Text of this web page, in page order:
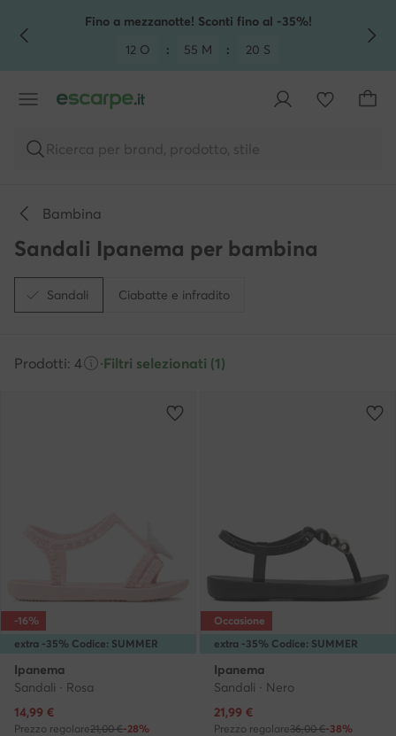
VAI AL CONTENUTO PRINCIPALE
VAI ALLA RICERCAFino a mezzanotte! Sconti fino al -35%!
12 O
: 55 M : 20 S
Ricerca per brand, prodotto, stile
Bambina
Sandali Ipanema per bambina
Sandali Ciabatte e infradito
Prodotti: 4 ·Filtri selezionati (1)
extra -35% Codice: SUMMER
-16%
Ipanema
Sandali · Rosa
Prezzo attuale
14,99 €
Prezzo regolare21,00 €-28%
extra -35% Codice: SUMMER
Occasione
Ipanema
Sandali · Nero
Prezzo attuale
21,99 €
Prezzo regolare36,00 €-38%